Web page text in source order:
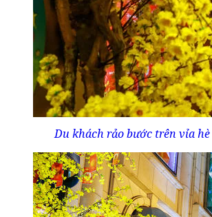
Du khách rảo bước trên vỉa